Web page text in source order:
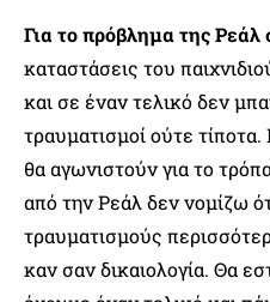
Για το πρόβλημα της Ρεάλ
καταστάσεις του
και σε έναν τελικό δεν
τραυματισμοί ούτε τίποτα.
θα αγωνιστούν για το
από την Ρεάλ δεν νομίζω
τραυματισμούς
καν σαν δικαιολογία. Θα